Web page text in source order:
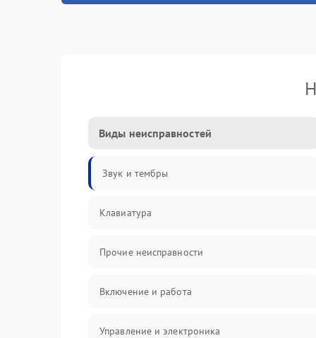
Виды неисправностей
Звук и тембры
Клавиатура
Прочие неисправности
Включение и работа
Управление и электроника